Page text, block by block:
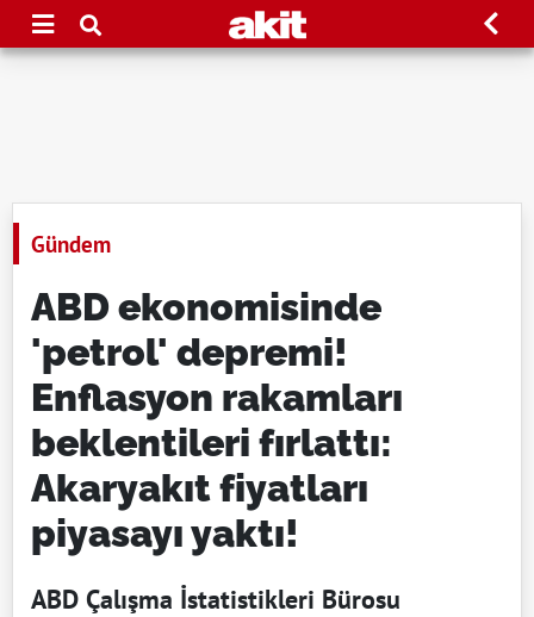
Gündem
ABD ekonomisinde
'petrol' depremi!
Enflasyon rakamları
beklentileri fırlattı:
Akaryakıt fiyatları
piyasayı yaktı!
ABD Çalışma İstatistikleri Bürosu